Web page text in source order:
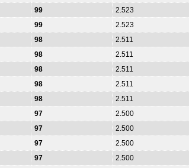
99
2.523
99
2.523
98
2.511
98
2.511
98
2.511
98
2.511
98
2.511
97
2.500
97
2.500
97
2.500
97
2.500